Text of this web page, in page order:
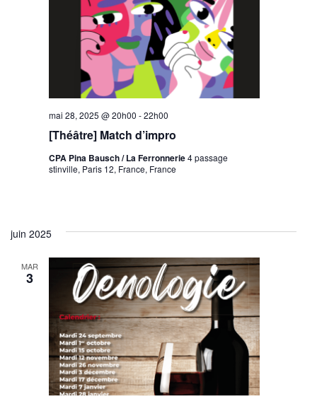
[Théâtre] Match d’impro
mai 28, 2025 @ 20h00 -22h00
CPA Pina Bausch / La Ferronnerie4 passage
stinville, Paris 12, France, France
juin 2025
MAR
3